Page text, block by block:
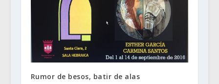
Rumor de besos, batir de alas